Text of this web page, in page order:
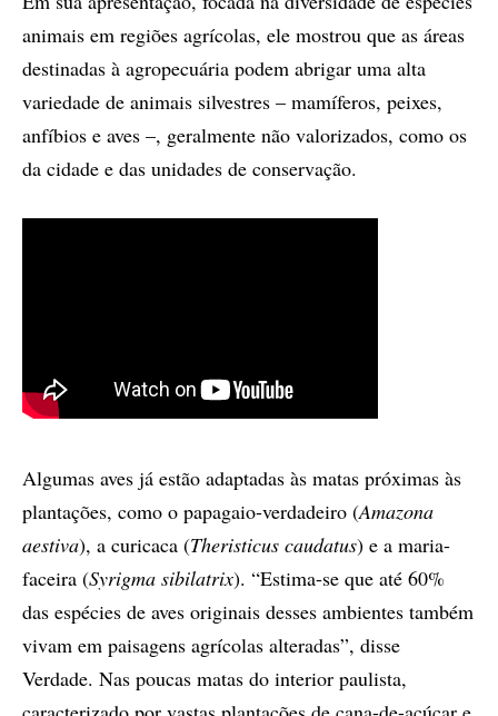
animais em regiões agrícolas, ele mostrou que as áreas
destinadas à agropecuária podem abrigar uma alta
variedade de animais silvestres – mamíferos, peixes,
anfíbios e aves –, geralmente não valorizados, como os
da cidade e das unidades de conservação.
Algumas aves já estão adaptadas às matas próximas às
plantações, como o papagaio-verdadeiro (Amazona
aestiva), a curicaca (Theristicus caudatus) e a maria-
faceira (Syrigma sibilatrix). “Estima-se que até 60%
das espécies de aves originais desses ambientes também
vivam em paisagens agrícolas alteradas”, disse
Verdade. Nas poucas matas do interior paulista,